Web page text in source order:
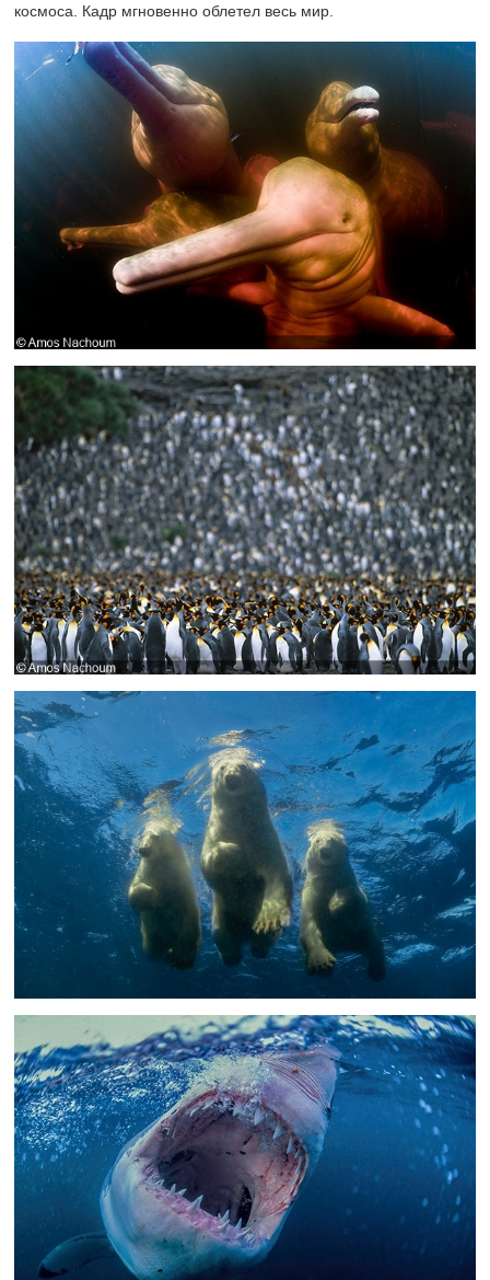
космоса. Кадр мгновенно облетел весь мир.